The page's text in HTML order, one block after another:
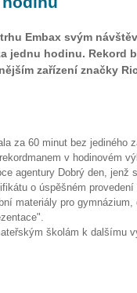
Embax svým
jednu hodinu. Rekord
zařízení značky
za 60 minut bez jediného
v hodinovém
agentury Dobrý den, jenž
o úspěšném provedení
materiály pro gymnázium,
školám k dalšímu